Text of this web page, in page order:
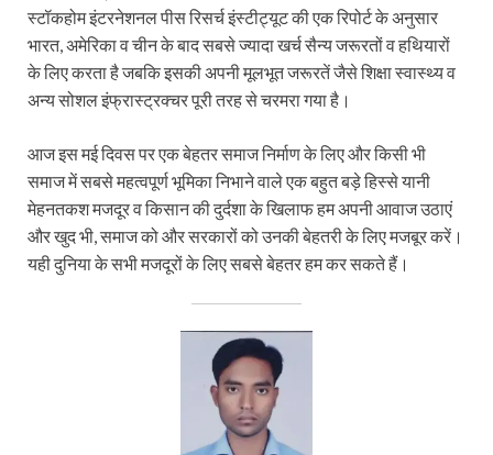
स्टॉकहोम इंटरनेशनल पीस रिसर्च इंस्टीट्यूट की एक रिपोर्ट के अनुसार
भारत, अमेरिका व चीन के बाद सबसे ज्यादा खर्च सैन्य जरूरतों व हथियारों
के लिए करता है जबकि इसकी अपनी मूलभूत जरूरतें जैसे शिक्षा स्वास्थ्य व
अन्य सोशल इंफ्रास्ट्रक्चर पूरी तरह से चरमरा गया है।
आज इस मई दिवस पर एक बेहतर समाज निर्माण के लिए और किसी भी
समाज में सबसे महत्वपूर्ण भूमिका निभाने वाले एक बहुत बड़े हिस्से यानी
मेहनतकश मजदूर व किसान की दुर्दशा के खिलाफ हम अपनी आवाज उठाएं
और खुद भी, समाज को और सरकारों को उनकी बेहतरी के लिए मजबूर करें।
यही दुनिया के सभी मजदूरों के लिए सबसे बेहतर हम कर सकते हैं।